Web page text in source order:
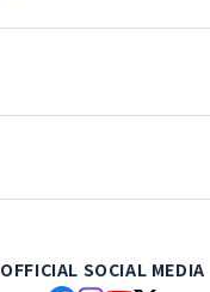
OFFICIAL SOCIAL MEDIA